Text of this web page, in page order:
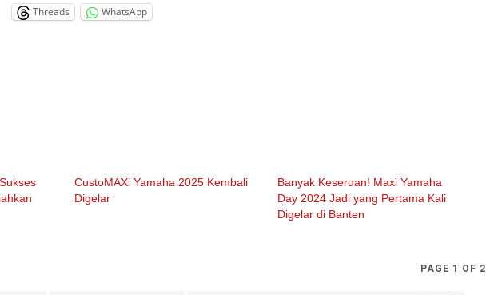
Threads WhatsApp
CustoMAXi Yamaha 2025 Kembali
Digelar
Banyak Keseruan! Maxi Yamaha
Day 2024 Jadi yang Pertama Kali
Digelar di Banten
PAGE 1 OF 2